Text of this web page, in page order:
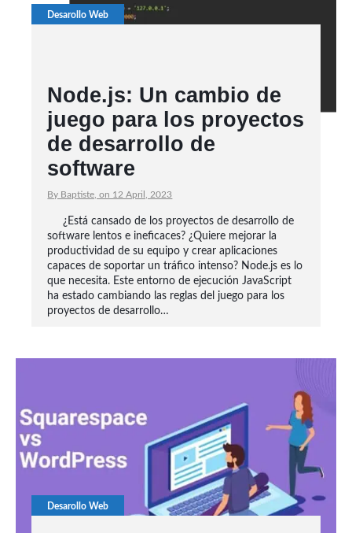
Desarollo Web
Node.js: Un cambio de
juego para los proyectos
de desarrollo de
software
By Baptiste, on 12 April, 2023
¿Está cansado de los proyectos de desarrollo de
software lentos e ineficaces? ¿Quiere mejorar la
productividad de su equipo y crear aplicaciones
capaces de soportar un tráfico intenso? Node.js es lo
que necesita. Este entorno de ejecución JavaScript
ha estado cambiando las reglas del juego para los
proyectos de desarrollo…
Desarollo Web